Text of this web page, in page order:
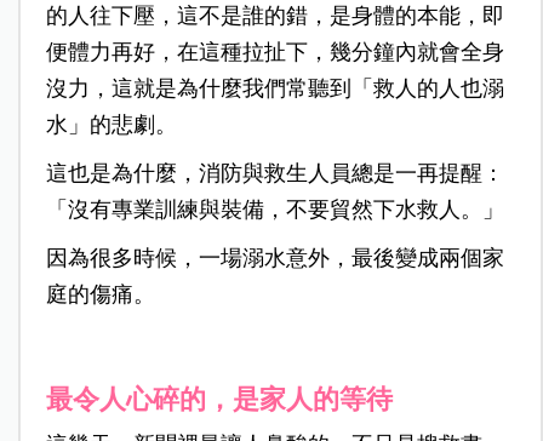
的人往下壓，這不是誰的錯，是身體的本能，即
便體力再好，在這種拉扯下，幾分鐘內就會全身
沒力，這就是為什麼我們常聽到「救人的人也溺
水」的悲劇。
這也是為什麼，消防與救生人員總是一再提醒：
「沒有專業訓練與裝備，不要貿然下水救人。」
因為很多時候，一場溺水意外，最後變成兩個家
庭的傷痛。
最令人心碎的，是家人的等待